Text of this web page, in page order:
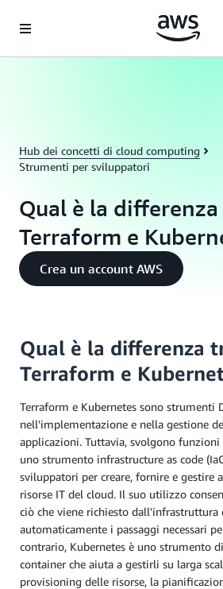
Hub dei concetti di cloud computing
Strumenti per sviluppatori
Qual è la
Terraform e
Crea un account AWS
Qual è la differenza
Terraform e
Terraform e Kubernetes sono strumenti
nell'implementazione e nella gestione
applicazioni. Tuttavia, svolgono funzioni
uno strumento infrastructure as code
sviluppatori per creare, fornire e gestire
risorse IT del cloud. Il suo utilizzo
ciò che viene richiesto dall'infrastruttura
automaticamente i passaggi necessari
contrario, Kubernetes è uno strumento
container che aiuta a gestirli su larga
provisioning delle risorse, la